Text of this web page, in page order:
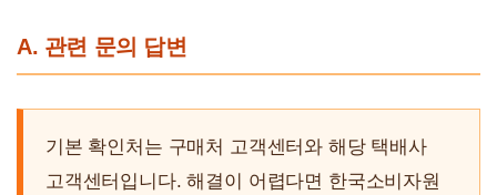
A. 관련 문의 답변
기본 확인처는 구매처 고객센터와 해당 택배사
고객센터입니다. 해결이 어렵다면 한국소비자원